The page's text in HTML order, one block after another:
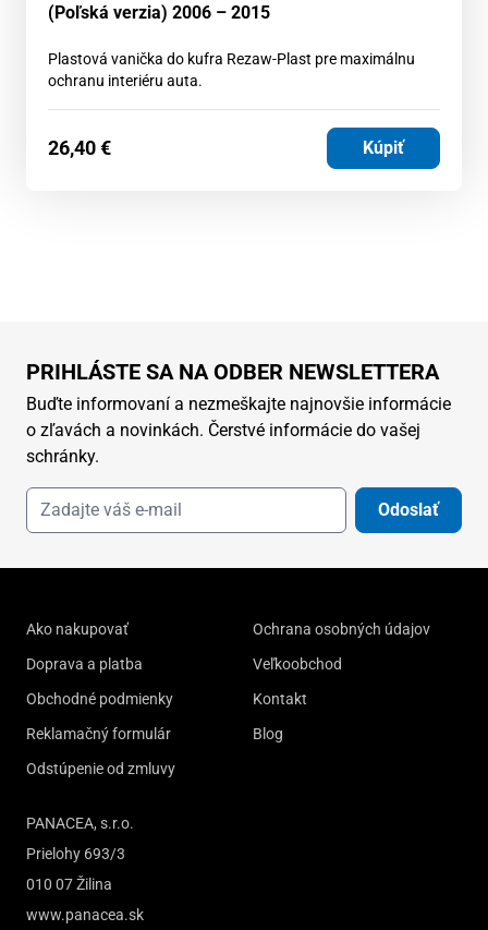
(Poľská verzia) 2006 – 2015
Plastová vanička do kufra Rezaw-Plast pre maximálnu
ochranu interiéru auta.
26,40€ Kúpiť
PRIHLÁSTE SA NA ODBER NEWSLETTERA
Buďte informovaní a nezmeškajte najnovšie informácie
o zľavách a novinkách. Čerstvé informácie do vašej
schránky.
Odoslať
Ako nakupovať
Doprava a platba
Obchodné podmienky
Reklamačný formulár
Odstúpenie od zmluvy
Ochrana osobných údajov
Veľkoobchod
Kontakt
Blog
PANACEA, s.r.o.
Prielohy 693/3
010 07 Žilina
www.panacea.sk